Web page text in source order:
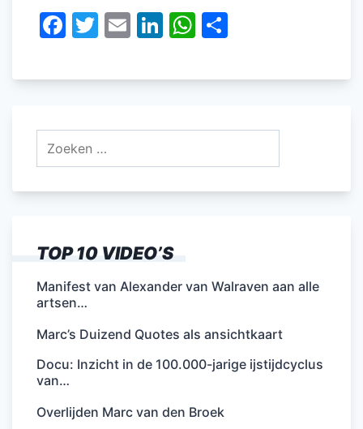
F
c
b
o
T
itt
E
ai
Li
k
dI
W
at
A
e
TOP 10 VIDEO’S
Manifest van Alexander van Walraven aan alle
artsen…
Marc’s Duizend Quotes als ansichtkaart
Docu: Inzicht in de 100.000-jarige ijstijdcyclus
van…
Overlijden Marc van den Broek